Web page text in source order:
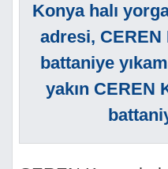
Konya halı
adresi, CEREN
battaniye
yakın CEREN